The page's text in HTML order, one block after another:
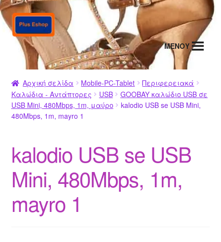
Απευθείας
μετάβαση
στην
πλοήγηση
Μετάβαση
σε
περιεχόμενο
MENΟΥ
Αρχική σελίδα Mobile-PC-Tablet
Περιφερειακά
Καλώδια - Αντάπτορες
USB
GOOBAY καλώδιο USB σε
USB Mini, 480Mbps, 1m, μαύρο
kalodio USB se USB Mini,
480Mbps, 1m, mayro 1
kalodio USB se USB
Mini, 480Mbps, 1m,
mayro 1